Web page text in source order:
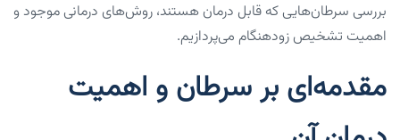
بررسی سرطان‌هایی که قابل درمان هستند، روش‌های درمانی موجود و
اهمیت تشخیص زودهنگام می‌پردازیم.
مقدمه‌ای بر سرطان و اهمیت